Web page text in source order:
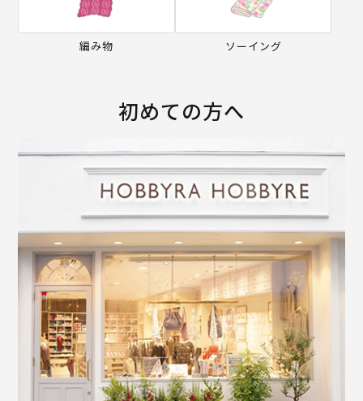
編み物 ソーイング
初めての方へ